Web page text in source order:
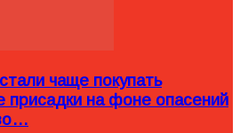
чаще покупать
присадки на фоне опасений